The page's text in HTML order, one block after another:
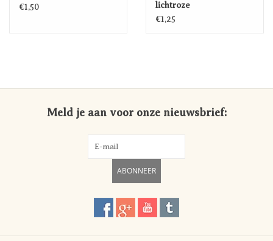
€1,50
lichtroze
€1,25
Meld je aan voor onze nieuwsbrief:
ABONNEER